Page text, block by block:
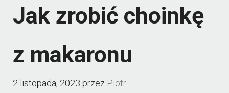
Jak zrobić choinkę
z makaronu
2 listopada, 2023 przez Piotr